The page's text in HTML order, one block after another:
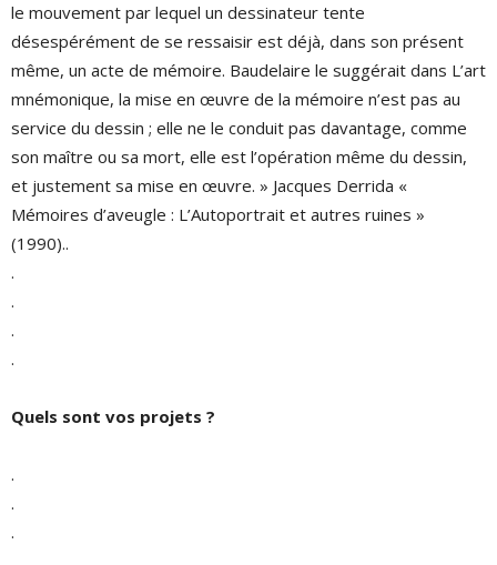
le mouvement par lequel un dessinateur tente
désespérément de se ressaisir est déjà, dans son présent
même, un acte de mémoire. Baudelaire le suggérait dans L’art
mnémonique, la mise en œuvre de la mémoire n’est pas au
service du dessin ; elle ne le conduit pas davantage, comme
son maître ou sa mort, elle est l’opération même du dessin,
et justement sa mise en œuvre. » Jacques Derrida «
Mémoires d’aveugle : L’Autoportrait et autres ruines »
(1990)..
.
.
.
.
Quels sont vos projets ?
.
.
.